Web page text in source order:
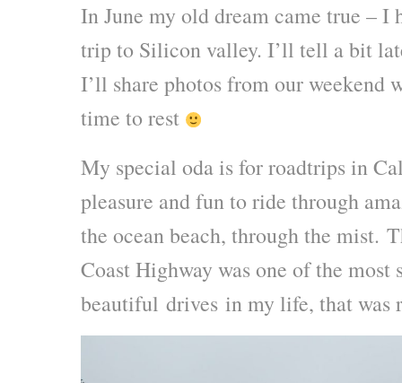
In June my old dream came true – I
trip to Silicon valley. I’ll tell a bit
I’ll share photos from our weekend
time to rest
My special oda is for roadtrips in
pleasure and fun to ride through
the ocean beach, through the mist.
Coast Highway was one of the most
beautiful drives in my life, that was